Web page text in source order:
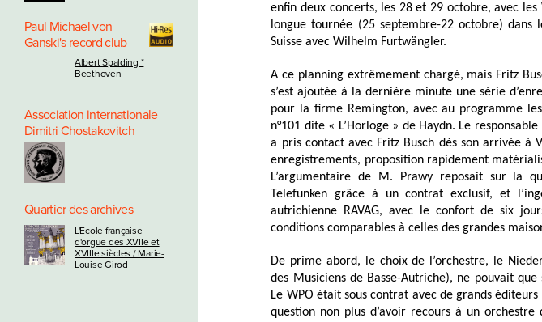
Paul Michael von
Ganski's record club
Albert Spalding *
Beethoven
Association internationale
Dimitri Chostakovitch
Quartier des archives
L'Ecole française
d'orgue des XVIIe et
XVIIIe siècles / Marie-
Louise Girod
enfin deux concerts, les 28 et 29 octobre, avec
longue tournée (25 septembre-22 octobre) dans
Suisse avec Wilhelm Furtwängler.
A ce planning extrêmement chargé, mais Fritz
s’est ajoutée à la dernière minute une série
pour la firme Remington, avec au programme
n°101 dite « L’Horloge » de Haydn. Le
a pris contact avec Fritz Busch dès son arrivée
enregistrements, proposition rapidement
L’argumentaire de M. Prawy reposait sur la
Telefunken grâce à un contrat exclusif, et
autrichienne RAVAG, avec le confort de six
conditions comparables à celles des grandes
De prime abord, le choix de l’orchestre, le
des Musiciens de Basse-Autriche), ne pouvait
Le WPO était sous contrat avec de grands
question non plus d’avoir recours à un